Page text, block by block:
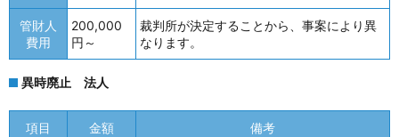
管財人
費用
200,000
円～
裁判所が決定することから、事案により異
なります。
異時廃止 法人
項目 金額 備考